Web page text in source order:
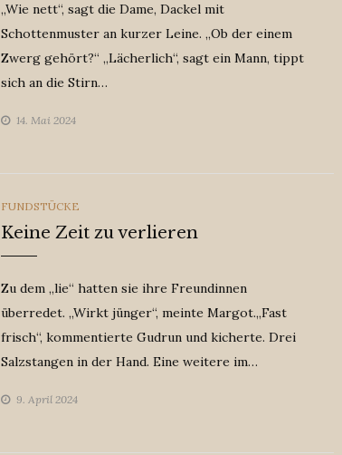
„Wie nett“, sagt die Dame, Dackel mit
Schottenmuster an kurzer Leine. „Ob der einem
Zwerg gehört?“ „Lächerlich“, sagt ein Mann, tippt
sich an die Stirn…
14. Mai 2024
CATEGORIES
FUNDSTÜCKE
Keine Zeit zu verlieren
Zu dem „lie“ hatten sie ihre Freundinnen
überredet. „Wirkt jünger“, meinte Margot.„Fast
frisch“, kommentierte Gudrun und kicherte. Drei
Salzstangen in der Hand. Eine weitere im…
9. April 2024